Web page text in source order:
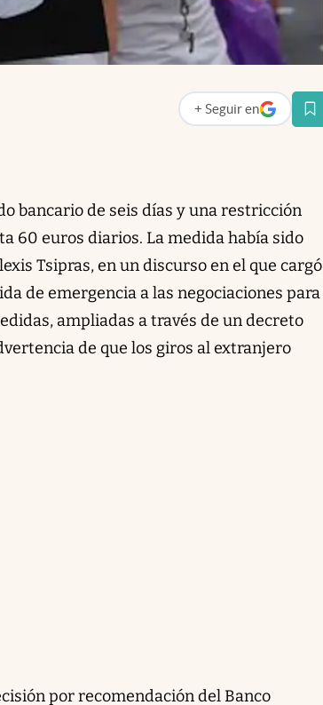
+ Seguir en
abre en nueva pestaña
bancario de seis días y una restricción
60 euros diarios. La medida había sido
Tsipras, en un discurso en el que cargó
de emergencia a las negociaciones para
ampliadas a través de un decreto
de que los giros al extranjero
por recomendación del Banco